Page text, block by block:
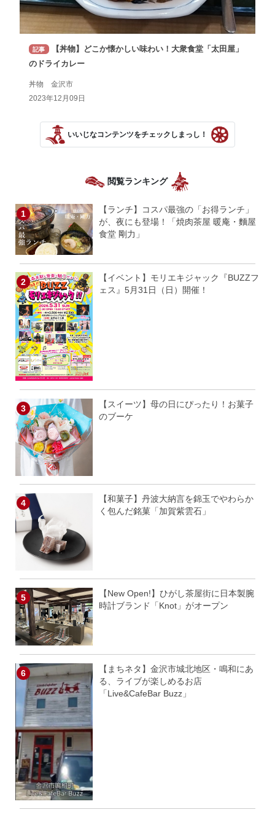
記事
【丼物】どこか懐かしい味わい！大衆食堂「太田屋」
のドライカレー
丼物 金沢市
2023年12月09日
いいじなコンテンツをチェックしまっし！
閲覧ランキング
【ランチ】コスパ最強の「お得ランチ」
が、夜にも登場！「焼肉茶屋 暖庵・麵屋
食堂 剛力」
【イベント】モリエキジャック『BUZZフ
ェス』5月31日（日）開催！
【スイーツ】母の日にぴったり！お菓子
のブーケ
【和菓子】丹波大納言を錦玉でやわらか
く包んだ銘菓「加賀紫雲石」
【New Open!】ひがし茶屋街に日本製腕
時計ブランド「Knot」がオープン
【まちネタ】金沢市城北地区・鳴和にあ
る、ライブが楽しめるお店
「Live&CafeBar Buzz」